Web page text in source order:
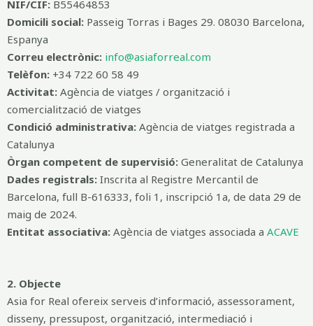
NIF/CIF: B55464853
Domicili social: Passeig Torras i Bages 29. 08030 Barcelona,
Espanya
Correu electrònic: info@asiaforreal.com
Telèfon: +34 722 60 58 49
Activitat: Agència de viatges / organització i
comercialització de viatges
Condició administrativa: Agència de viatges registrada a
Catalunya
Òrgan competent de supervisió: Generalitat de Catalunya
Dades registrals: Inscrita al Registre Mercantil de
Barcelona, full B-616333, foli 1, inscripció 1a, de data 29 de
maig de 2024.
Entitat associativa: Agència de viatges associada a ACAVE
2. Objecte
Asia for Real ofereix serveis d’informació, assessorament,
disseny, pressupost, organització, intermediació i